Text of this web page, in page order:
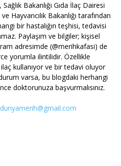
Bakanlığı Gıda İlaç Dairesi
Hayvancılık Bakanlığı tarafından
bir hastalığın teşhisi, tedavisi
Paylaşım ve bilgiler; kişisel
adresimde (@merihkafasi) de
yorumla ilintilidir. Özellikle
kullanıyor ve bir tedavi oluyor
varsa, bu blogdaki herhangi
doktorunuza başvurmalısınız.